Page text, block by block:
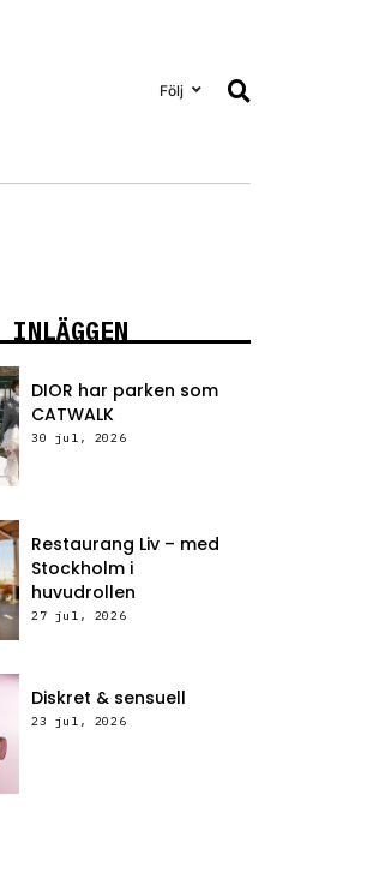
Följ
INLÄGGEN
DIOR har parken som
CATWALK
30 jul, 2026
Restaurang Liv – med
Stockholm i
huvudrollen
27 jul, 2026
Diskret & sensuell
23 jul, 2026